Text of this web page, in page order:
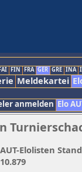
FIN FRA GER GRE INA
Meldekartei
anmelden Elo
AUT-Elolisten
10.879